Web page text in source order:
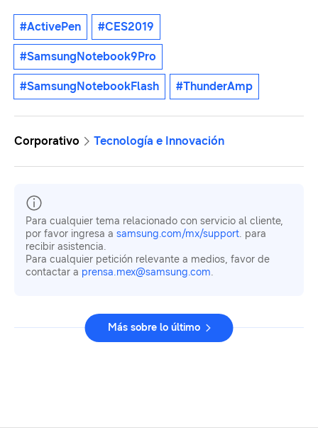
#ActivePen #CES2019
#SamsungNotebook9Pro
#SamsungNotebookFlash #ThunderAmp
Corporativo Tecnología e Innovación
Para cualquier tema relacionado con servicio al cliente,
por favor ingresa a samsung.com/mx/support. para
recibir asistencia.
Para cualquier petición relevante a medios, favor de
contactar a prensa.mex@samsung.com.
Más sobre lo último